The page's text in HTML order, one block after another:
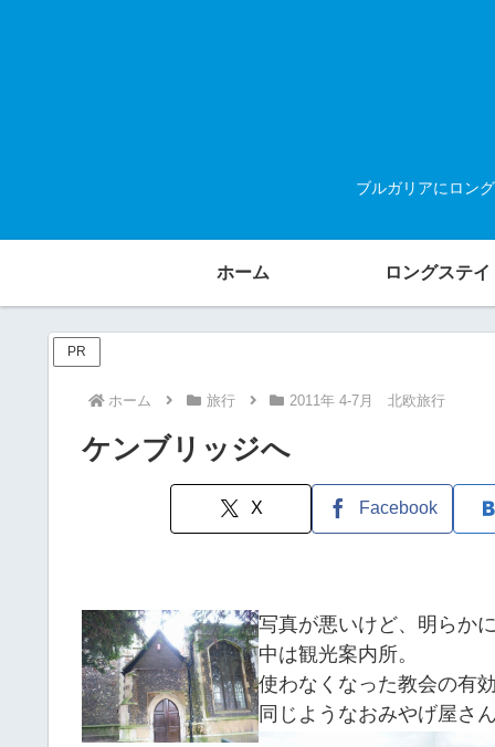
ブルガリアにロン
ホーム ロングステイ
PR
ホーム 旅行 2011年 4-7月 北欧旅行
ケンブリッジへ
X Facebook
写真が悪いけど、明らか
中は観光案内所。
使わなくなった教会の有
同じようなおみやげ屋さ